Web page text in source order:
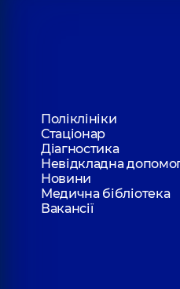
Поліклініки
Стаціонар
Діагностика
Невідкладна
Новини
Медична бібліотека
Вакансії